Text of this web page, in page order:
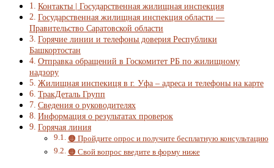
Контакты | Государственная жилищная инспекция
Государственная жилищная инспекция области —
Правительство Саратовской области
Горячие линии и телефоны доверия Республики
Башкортостан
Отправка обращений в Госкомитет РБ по жилищному
надзору
Жилищная инспекиця в г. Уфа – адреса и телефоны на карте
ТракДеталь Групп
Сведения о руководителях
Информация о результатах проверок
Горячая линия
🟠 Пройдите опрос и получите бесплатную консультацию
🟠 Свой вопрос введите в форму ниже